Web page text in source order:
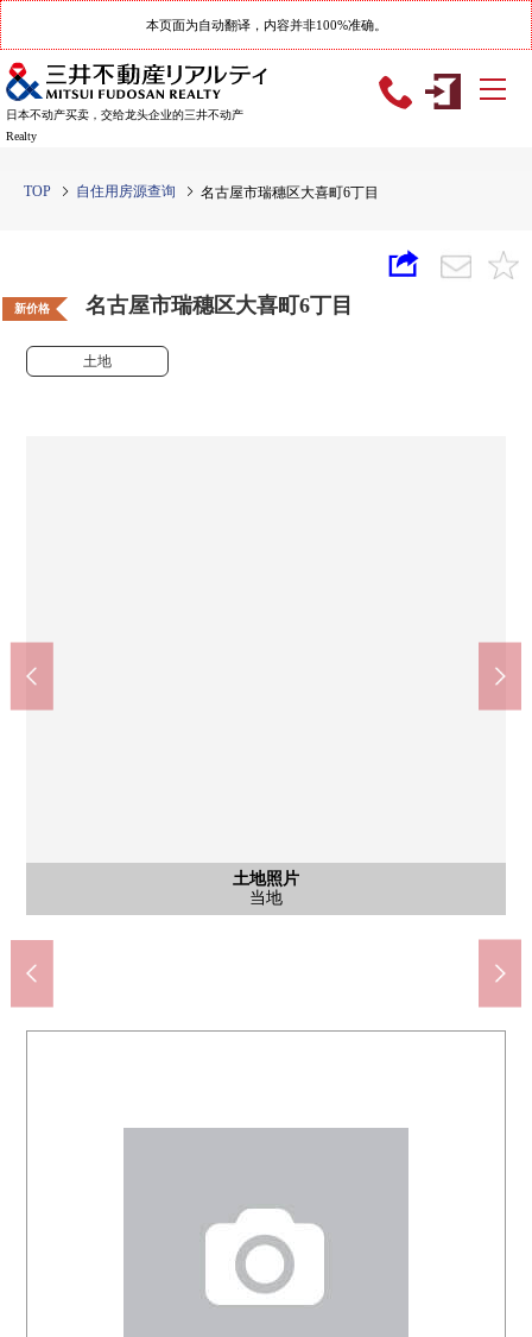
本页面为自动翻译，内容并非100%准确。
日本不动产买卖，交给龙头企业的三井不动产
Realty
TOP 自住用房源查询 名古屋市瑞穗区大喜町6丁目
新价格 名古屋市瑞穗区大喜町6丁目
土地
土地照片
当地
土地照片
当地
土地照片
当地
土地照片
当地
含有前面道路的外观
前面道路
含有前面道路的外观
前面道路
瑞穗小学(约320m)
津贺田中学校(约200m)